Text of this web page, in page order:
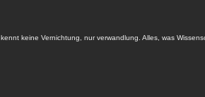
keine Vernichtung, nur verwandlung. Alles, was